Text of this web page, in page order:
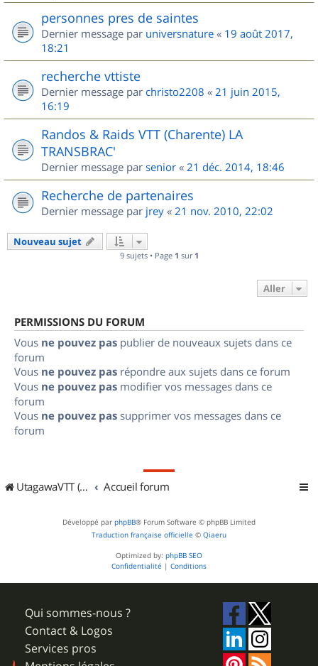
personnes pres de saintes
Dernier message par universnature « 19 août 2017,
18:21
recherche vttiste
Dernier message par christo2208 « 21 juin 2015,
16:19
Randos & Raids VTT (Charente) LA
TRANSBRAC'
Dernier message par senior « 21 déc. 2014, 18:46
Recherche de partenaires
Dernier message par jrey « 21 nov. 2010, 22:02
Nouveau sujet
9 sujets • Page 1 sur 1
Aller
PERMISSIONS DU FORUM
Vous ne pouvez pas publier de nouveaux sujets dans ce
forum
Vous ne pouvez pas répondre aux sujets dans ce forum
Vous ne pouvez pas modifier vos messages dans ce
forum
Vous ne pouvez pas supprimer vos messages dans ce
forum
UtagawaVTT (Randos VTT et VTTAE avec traces GPS) Accueil forum
Développé par phpBB® Forum Software © phpBB Limited
Traduction française officielle © Qiaeru
Optimized by: phpBB SEO
Confidentialité | Conditions
Qui sommes-nous ?
Contact & Logos
Services pros